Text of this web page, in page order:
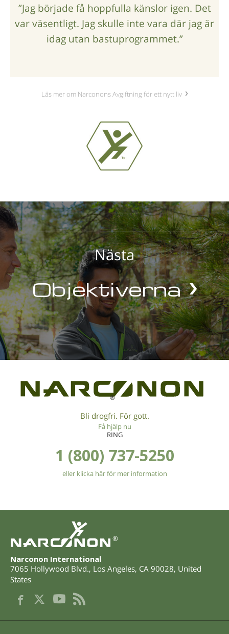
”Jag började få hoppfulla känslor igen. Det
var väsentligt. Jag skulle inte vara där jag är
idag utan bastuprogrammet.”
Läs mer om Narconons Avgiftning för ett nytt liv
Nästa
Objektiverna
®
Bli drogfri. För gott.
Få hjälp nu
RING
1 (800) 737-5250
eller klicka här för mer information
®
Narconon International
7065 Hollywood Blvd., Los Angeles, CA 90028, United
States